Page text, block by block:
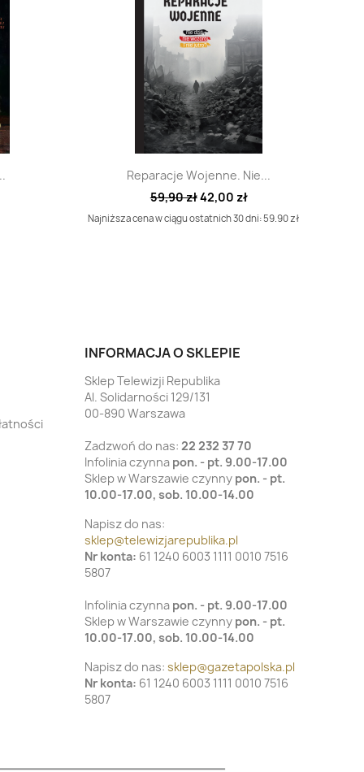
Szybki podgląd
Reparacje Wojenne. Nie...
59,90 zł42,00 zł
Najniższa cena w ciągu ostatnich 30 dni: 59.90 zł
INFORMACJA O SKLEPIE
Sklep Telewizji Republika
Al. Solidarności 129/131
00-890 Warszawa
Zadzwoń do nas: 22 232 37 70
Infolinia czynna pon. - pt. 9.00-17.00
Sklep w Warszawie czynny pon. - pt.
10.00-17.00, sob. 10.00-14.00
Napisz do nas:
sklep@telewizjarepublika.pl
Nr konta: 61 1240 6003 1111 0010 7516
5807
Infolinia czynna pon. - pt. 9.00-17.00
Sklep w Warszawie czynny pon. - pt.
10.00-17.00, sob. 10.00-14.00
Napisz do nas: sklep@gazetapolska.pl
Nr konta: 61 1240 6003 1111 0010 7516
5807